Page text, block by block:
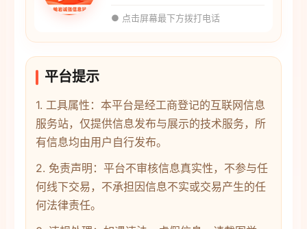
● 点击屏幕最下方拨打电话
平台提示
1. 工具属性：本平台是经工商登记的互联网信息
服务站，仅提供信息发布与展示的技术服务，所
有信息均由用户自行发布。
2. 免责声明：平台不审核信息真实性，不参与任
何线下交易，不承担因信息不实或交易产生的任
何法律责任。